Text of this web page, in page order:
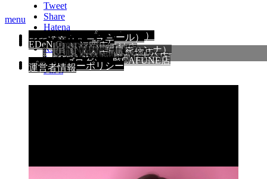
menu
PULLEXTE（プルエクステ）
PULLSEAL（プルシール）
エアーストレート
PIM 濃密ヘアエステ
髪質改善特集
EDeN Group 一覧
EDeN 福岡店
EDeN MAeD 天神店
HANNAH福岡店（ハンナ）
EDeN utopia 折尾店
EDeN moratorium 飯塚店
EDeN 小倉店
Neo DADA by EDeN 大分店
EDeN museum 広島店
髪質改善サロン CAFUNE店
BLOG（ブログ）一覧
SITEMAP
プライバシーポリシー
運営者情報
Tweet
Share
Hatena
Pocket
RSS
feedly
Pin it